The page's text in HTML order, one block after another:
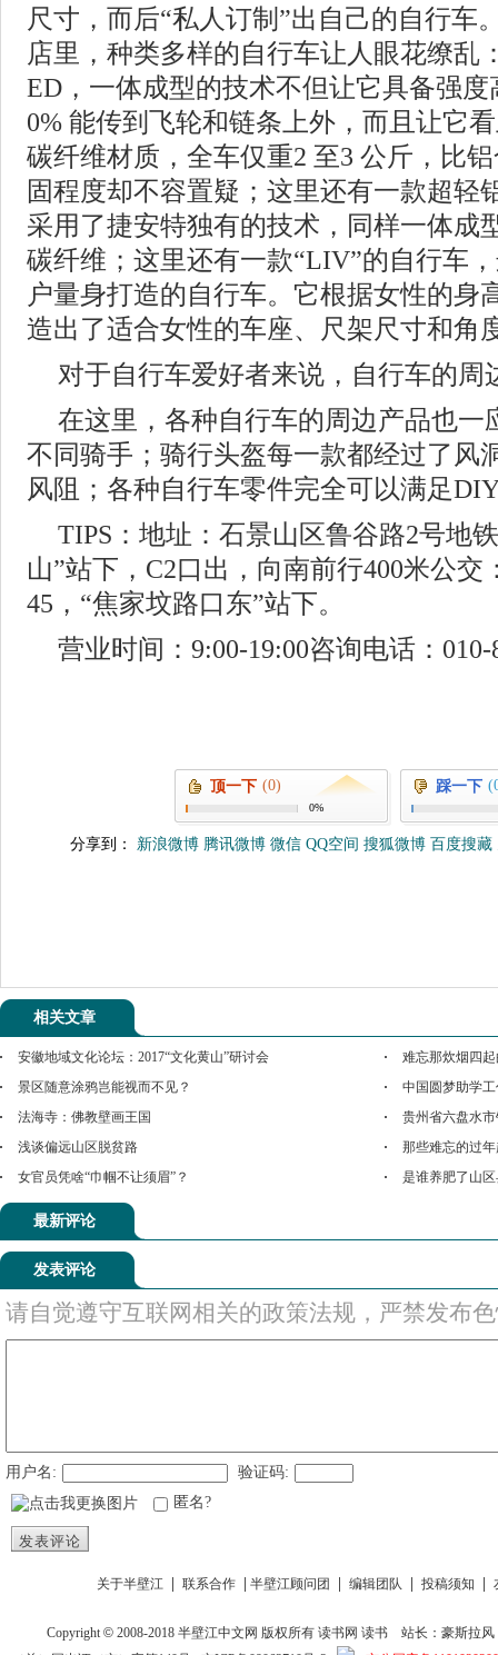
尺寸，而后“私人订制”出自己的自行车
店里，种类多样的自行车让人眼花缭乱
ED，一体成型的技术不但让它具备强
0% 能传到飞轮和链条上外，而且让它
碳纤维材质，全车仅重2 至3 公斤，比
固程度却不容置疑；这里还有一款超轻
采用了捷安特独有的技术，同样一体成
碳纤维；这里还有一款“LIV”的自行车
户量身打造的自行车。它根据女性的身
造出了适合女性的车座、尺架尺寸和角
对于自行车爱好者来说，自行车的周
在这里，各种自行车的周边产品也一
不同骑手；骑行头盔每一款都经过了风
风阻；各种自行车零件完全可以满足
TIPS：地址：石景山区鲁谷路2号地
山”站下，C2口出，向南前行400米公交
45，“焦家坟路口东”站下。
营业时间：9:00-19:00咨询电话：010-
顶一下 (0)
0%
踩一下
分享到： 新浪微博 腾讯微博 微信 QQ空间 搜狐微博 百度搜藏
相关文章
安徽地域文化论坛：2017“文化黄山”研讨会
难忘那炊烟四
景区随意涂鸦岂能视而不见？
中国圆梦助学
法海寺：佛教壁画王国
贵州省六盘水
浅谈偏远山区脱贫路
那些难忘的过
女官员凭啥“巾帼不让须眉”？
是谁养肥了山
最新评论
发表评论
请自觉遵守互联网相关的政策法规，严禁发布
用户名:
验证码:
匿名?
发表评论
关于半壁江 联系合作 半壁江顾问团 编辑团队 投稿须知
Copyright © 2008-2018半壁江中文网 版权所有读书网 读书
站长：豪斯拉风